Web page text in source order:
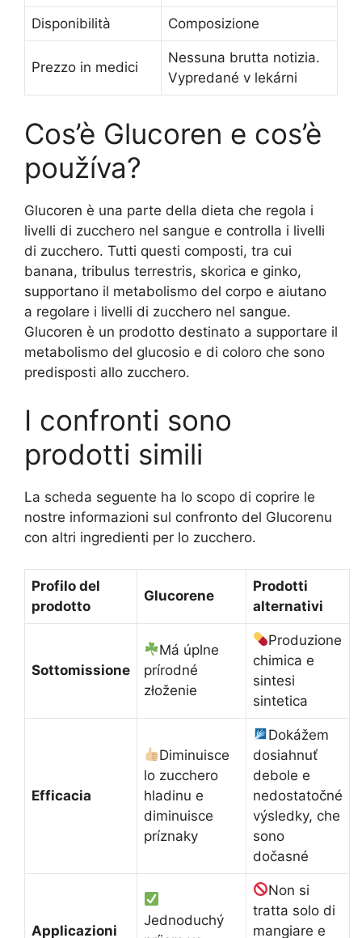
Disponibilità Composizione
Prezzo in medici
Nessuna brutta notizia.
Vypredané v lekárni
Cos’è Glucoren e cos’è
používa?
Glucoren è una parte della dieta che regola i
livelli di zucchero nel sangue e controlla i livelli
di zucchero. Tutti questi composti, tra cui
banana, tribulus terrestris, skorica e ginko,
supportano il metabolismo del corpo e aiutano
a regolare i livelli di zucchero nel sangue.
Glucoren è un prodotto destinato a supportare il
metabolismo del glucosio e di coloro che sono
predisposti allo zucchero.
I confronti sono
prodotti simili
La scheda seguente ha lo scopo di coprire le
nostre informazioni sul confronto del Glucorenu
con altri ingredienti per lo zucchero.
Profilo del
prodotto
Glucorene
Prodotti
alternativi
Sottomissione
Má úplne
prírodné
złoženie
Produzione
chimica e
sintesi
sintetica
Efficacia
Diminuisce
lo zucchero
hladinu e
diminuisce
príznaky
Dokážem
dosiahnuť
debole e
nedostatočné
výsledky, che
sono
dočasné
Applicazioni
Jednoduchý
Non si
tratta solo di
mangiare e